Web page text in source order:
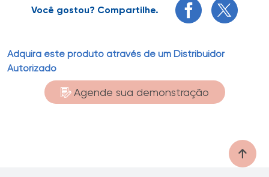
Você gostou? Compartilhe.
Adquira este produto através de um Distribuidor
Autorizado
Agende sua demonstração